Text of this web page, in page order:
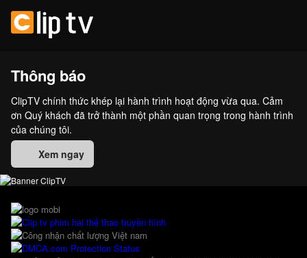
Thông báo
ClipTV chính thức khép lại hành trình hoạt động vừa qua. Cảm
ơn Quý khách đã trở thành một phần quan trọng trong hành trình
của chúng tôi.
Xem ngay